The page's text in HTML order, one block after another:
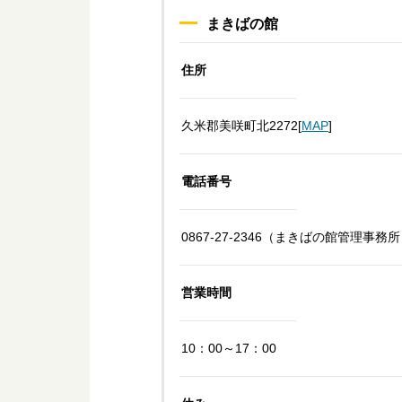
まきばの館
住所
久米郡美咲町北2272[MAP]
電話番号
0867-27-2346（まきばの館管理事務
営業時間
10：00～17：00